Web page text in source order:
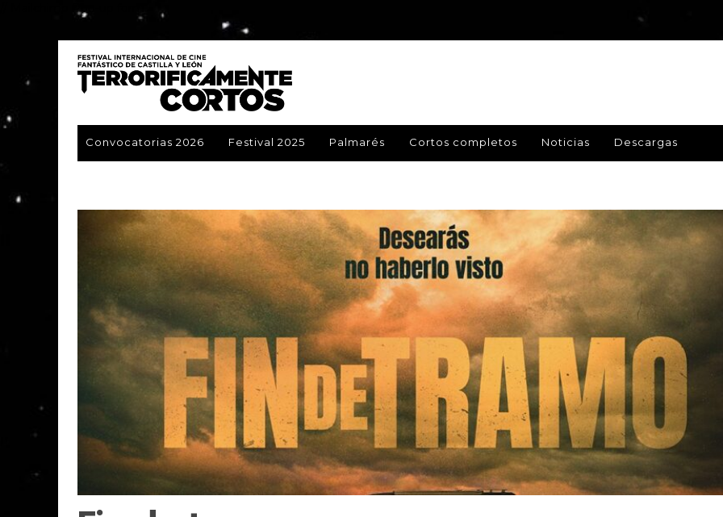
// Mailchimp Pop-up form
Convocatorias 2026 Festival 2025 Palmarés Cortos completos Noticias Descargas